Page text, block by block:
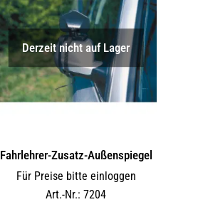
Derzeit nicht auf Lager
Fahrlehrer-Zusatz-Außen­spiegel
Für Preise bitte einloggen
Art.-Nr.: 7204